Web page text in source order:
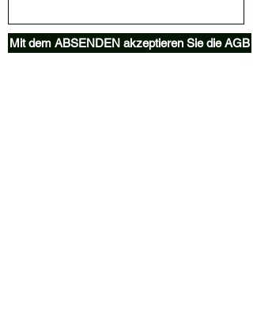
Mit dem ABSENDEN akzeptieren Sie die AGB